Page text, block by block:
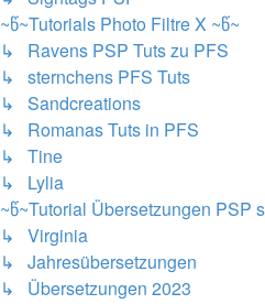
~წ~Tutorials Photo Filtre X ~წ~
↳ Ravens PSP Tuts zu PFS
↳ sternchens PFS Tuts
↳ Sandcreations
↳ Romanas Tuts in PFS
↳ Tine
↳ Lylia
~წ~Tutorial Übersetzungen PSP
↳ Virginia
↳ Jahresübersetzungen
↳ Übersetzungen 2023